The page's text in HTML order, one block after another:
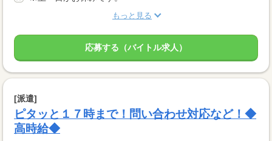
もっと見る
応募する（バイトル求人）
[派遣]
ピタッと１７時まで！問い合わせ対応など！◆
高時給◆